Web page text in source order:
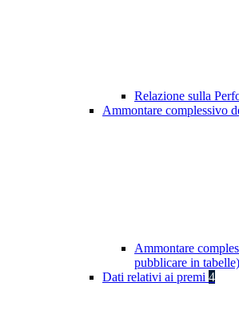
Relazione sulla
Ammontare complessivo
Ammontare
pubblicare in tabelle)
Dati relativi ai premi 4